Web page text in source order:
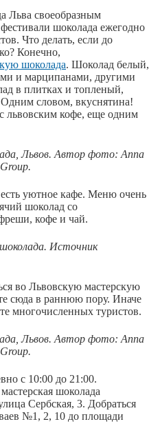
Льва своеобразным
шоколада ежегодно
Что делать, если до
Конечно,
шоколада. Шоколад белый,
и марципанами, другими
в плитках и топленый,
словом, вкуснятина!
львовским кофе, еще одним
Львов. Автор фото: Anna
уютное кафе. Меню очень
шоколад со
кофе и чай.
Источник
во Львовскую мастерскую
сюда в раннюю пору. Иначе
многочисленных туристов.
Львов. Автор фото: Anna
с 10:00 до 21:00.
шоколада
Сербская, 3. Добраться
№1, 2, 10 до площади